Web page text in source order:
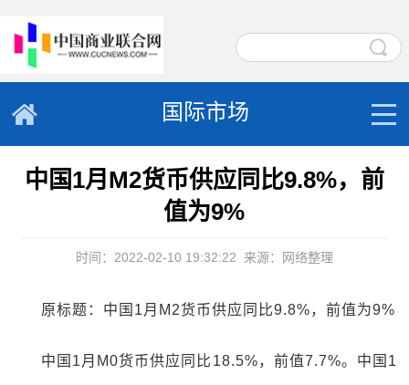
国际市场
中国1月M2货币供应同比9.8%，前
值为9%
时间：2022-02-10 19:32:22 来源：网络整理
原标题：中国1月M2货币供应同比9.8%，前值为9%
中国1月M0货币供应同比18.5%，前值7.7%。中国1